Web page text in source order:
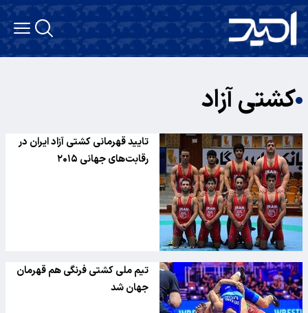
کشتی آزاد
تایید قهرمانی کشتی آزاد ایران در
رقابت‌های جهانی ۲۰۱۵
تیم ملی کشتی فرنگی هم قهرمان
جهان شد